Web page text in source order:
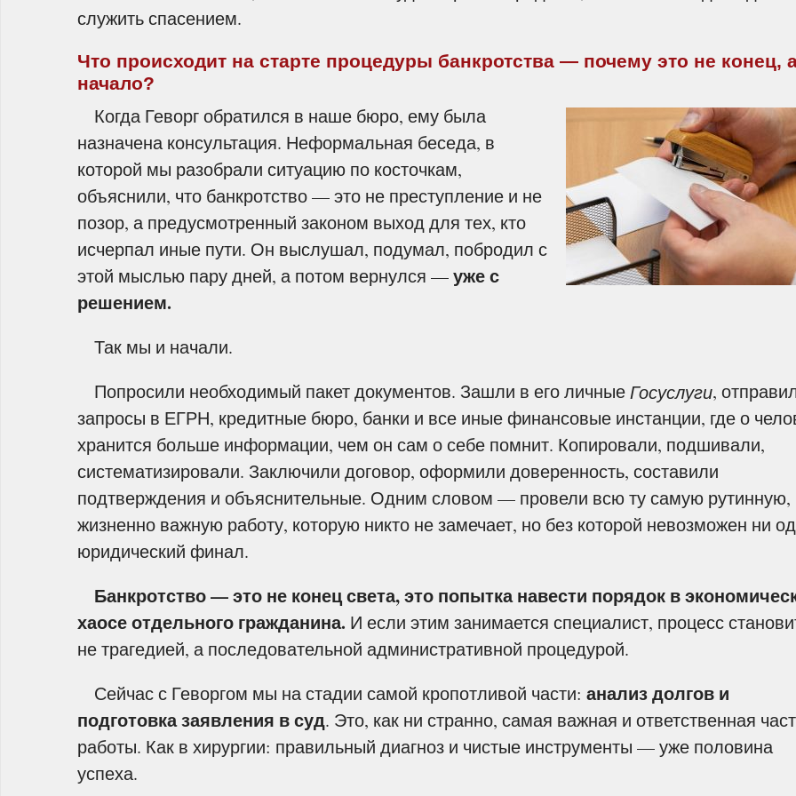
служить спасением.
Что происходит на старте процедуры банкротства — почему это не конец,
начало?
Когда Геворг обратился в наше бюро, ему была
назначена консультация. Неформальная беседа, в
которой мы разобрали ситуацию по косточкам,
объяснили, что банкротство — это не преступление и не
позор, а предусмотренный законом выход для тех, кто
исчерпал иные пути. Он выслушал, подумал, побродил с
этой мыслью пару дней, а потом вернулся —уже с
решением.
Так мы и начали.
Попросили необходимый пакет документов. Зашли в его личные Госуслуги,
запросы в ЕГРН, кредитные бюро, банки и все иные финансовые инстанции, где о
хранится больше информации, чем он сам о себе помнит. Копировали, подшивали,
систематизировали. Заключили договор, оформили доверенность, составили
подтверждения и объяснительные. Одним словом — провели всю ту самую рутинную,
жизненно важную работу, которую никто не замечает, но без которой невозможен ни
юридический финал.
Банкротство — это не конец света, это попытка навести порядок в
хаосе отдельного гражданина. И если этим занимается специалист, процесс
не трагедией, а последовательной административной процедурой.
Сейчас с Геворгом мы на стадии самой кропотливой части: анализ долгов и
подготовка заявления в суд. Это, как ни странно, самая важная и ответственная
работы. Как в хирургии: правильный диагноз и чистые инструменты — уже половина
успеха.